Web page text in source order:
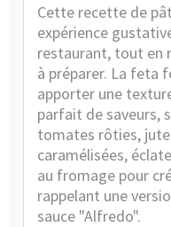
Cette recette de
expérience
restaurant, tout en
à préparer. La feta
apporter une
parfait de saveurs,
tomates rôties,
caramélisées,
au fromage pour
rappelant une
sauce "Alfredo".